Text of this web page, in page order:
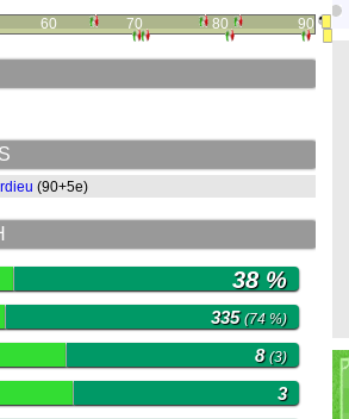
60 70 80 90
(90+5e)
38 %
335(74 %)
8(3)
3